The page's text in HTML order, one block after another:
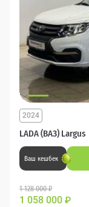
LADA (ВАЗ) Largus
2024
Ваш кешбек
1 128 000 ₽
1 058 000 ₽